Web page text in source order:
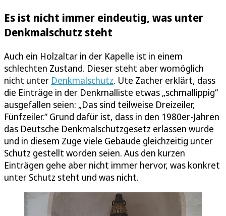
Es ist nicht immer eindeutig, was unter
Denkmalschutz steht
Auch ein Holzaltar in der Kapelle ist in einem
schlechten Zustand. Dieser steht aber womöglich
nicht unter Denkmalschutz. Ute Zacher erklärt, dass
die Einträge in der Denkmalliste etwas „schmallippig“
ausgefallen seien: „Das sind teilweise Dreizeiler,
Fünfzeiler.“ Grund dafür ist, dass in den 1980er-Jahren
das Deutsche Denkmalschutzgesetz erlassen wurde
und in diesem Zuge viele Gebäude gleichzeitig unter
Schutz gestellt worden seien. Aus den kurzen
Einträgen gehe aber nicht immer hervor, was konkret
unter Schutz steht und was nicht.